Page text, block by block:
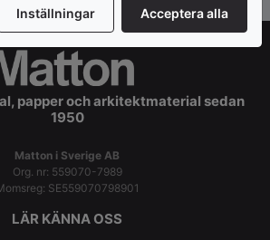
papper och arkitektmaterial sedan
1950
Matton i Sverige AB
Org. nr: 559070-7989
SE559070798901
LÄR KÄNNA OSS
Inställningar Acceptera alla